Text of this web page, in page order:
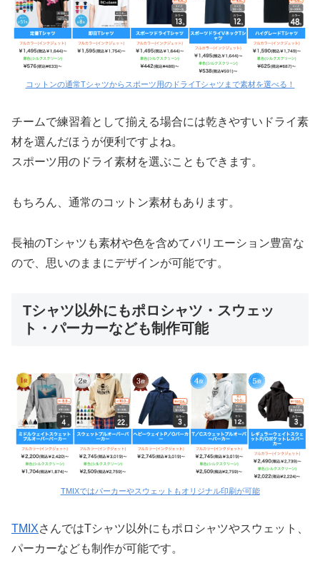
コットンの通常Tシャツからスポーツ用のドライTシャツまで素材を選べる！
チームで練習着として揃える場合には乾きやすいドライ素
材を選んだほうが便利ですよね。
スポーツ用のドライ素材を選ぶこともできます。
もちろん、通常のコットン素材もあります。
長袖のTシャツも素材や色を含めてバリエーション豊富な
ので、思いのままにデザインが可能です。
Tシャツ以外にもポロシャツ・スウェッ
ト・パーカーなども制作可能
TMIXではパーカーやスウェットもオリジナル印刷が可能
TMIXさんではTシャツ以外にもポロシャツやスウェット、
パーカーなども制作が可能です。